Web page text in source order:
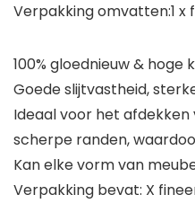
Verpakking omvatten:1
100% gloednieuw & hoge
Goede slijtvastheid,
Ideaal voor het
scherpe randen,
Kan elke vorm van
Verpakking bevat: X